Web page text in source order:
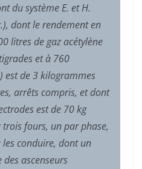
du système E. et H.
dont le rendement en
litres de gaz acétylène
et à 760
est de 3 kilogrammes
arrêts compris, et dont
est de 70 kg
fours, un par phase,
conduire, dont un
ascenseurs